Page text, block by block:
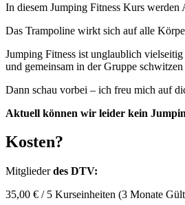
In diesem Jumping Fitness Kurs
Das Trampoline wirkt sich auf alle
Jumping Fitness ist unglaublich
und gemeinsam in der Gruppe
Dann schau vorbei – ich freu mich auf
Aktuell können wir leider kein
Kosten?
Mitgliederdes DTV:
35,00 € / 5 Kurseinheiten (3 Monate